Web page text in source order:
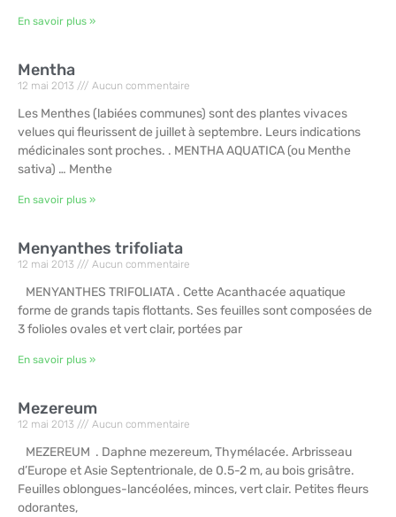
En savoir plus »
Mentha
12 mai 2013 Aucun commentaire
Les Menthes (labiées communes) sont des plantes vivaces
velues qui fleurissent de juillet à septembre. Leurs indications
médicinales sont proches. . MENTHA AQUATICA (ou Menthe
sativa) … Menthe
En savoir plus »
Menyanthes trifoliata
12 mai 2013 Aucun commentaire
MENYANTHES TRIFOLIATA . Cette Acanthacée aquatique
forme de grands tapis flottants. Ses feuilles sont composées de
3 folioles ovales et vert clair, portées par
En savoir plus »
Mezereum
12 mai 2013 Aucun commentaire
MEZEREUM . Daphne mezereum, Thymélacée. Arbrisseau
d’Europe et Asie Septentrionale, de 0.5-2 m, au bois grisâtre.
Feuilles oblongues-lancéolées, minces, vert clair. Petites fleurs
odorantes,